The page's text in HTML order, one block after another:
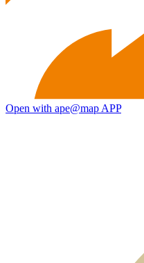
Open with ape@map APP